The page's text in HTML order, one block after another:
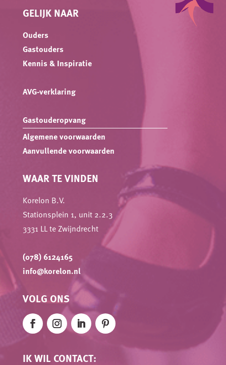
GELIJK NAAR
Ouders
Gastouders
Kennis & Inspiratie
AVG-verklaring
Gastouderopvang
Algemene voorwaarden
Aanvullende voorwaarden
WAAR TE VINDEN
Korelon B.V.
Stationsplein 1, unit 2.2.3
3331 LL te Zwijndrecht
(078) 6124165
info@korelon.nl
VOLG ONS
IK WIL CONTACT: